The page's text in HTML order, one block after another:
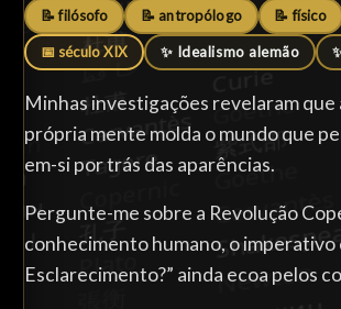
📝 filósofo 📝 antropólogo 📝 físico
📅 século XIX ✨ Idealismo alemão
Minhas investigações revelaram que
própria mente molda o mundo que
em-si por trás das aparências.
Pergunte-me sobre a Revolução
conhecimento humano, o
Esclarecimento?” ainda ecoa pelos